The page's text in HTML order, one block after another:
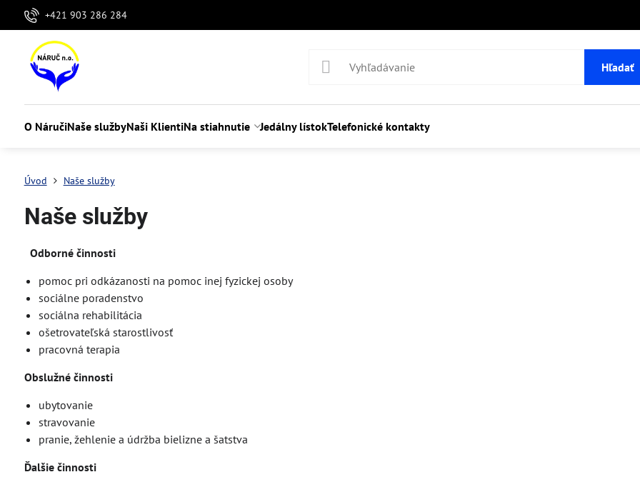
+421 903 286 284
Hľadať
O NáručiNaše službyNaši KlientiNa stiahnutie Jedálny lístokTelefonické kontakty
Úvod Naše služby
Naše služby
Odborné činnosti
pomoc pri odkázanosti na pomoc inej fyzickej osoby
sociálne poradenstvo
sociálna rehabilitácia
ošetrovateľská starostlivosť
pracovná terapia
Obslužné činnosti
ubytovanie
stravovanie
pranie, žehlenie a údržba bielizne a šatstva
Ďalšie činnosti